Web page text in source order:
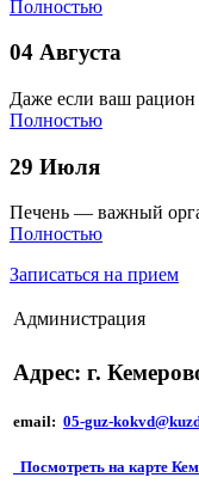
Полностью
04 Августа
Даже если ваш рацион
Полностью
29 Июля
Печень — важный
Полностью
Записаться на прием
Администрация
Адрес: г.
email: 05-guz-
Посмотреть на карте